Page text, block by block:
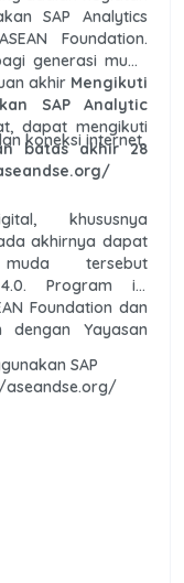
SAP Analytics
Foundation.
generasi muda
akhir Mengikuti
SAP Analytic
dapat mengikuti
batas akhir 28
koneksi internet.
khususnya
akhirnya dapat
tersebut
Program ini
Foundation dan
dengan Yayasan
SAP
aseandse.org/